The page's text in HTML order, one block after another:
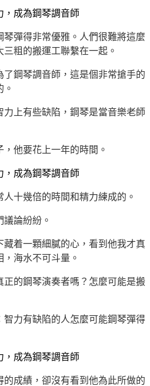
彈得非常優雅。人們很難將這麼
粗的搬運工聯繫在一起。
了鋼琴調音師，這是個非常搶手的
上有些缺陷，鋼琴是當音樂老師
他要花上一年的時間。
十幾倍的時間和精力練成的。
論紛紛。
藏着一顆細膩的心，看到他我才真
海水不可斗量。
的鋼琴演奏者嗎？怎麼可能是搬
力有缺陷的人怎麼可能鋼琴彈得
成績，卻沒有看到他為此所做的